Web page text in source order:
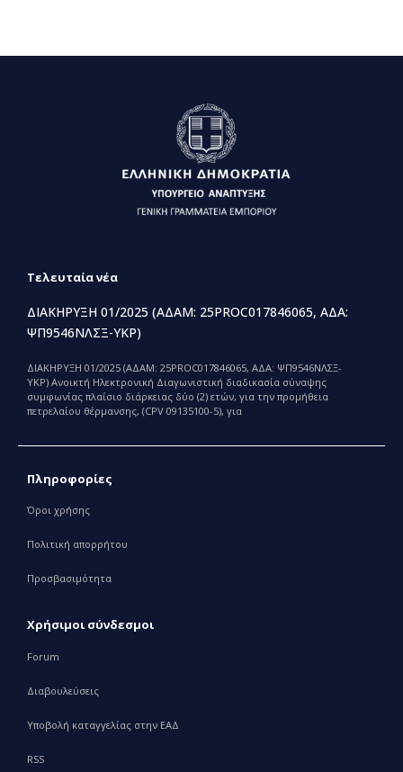
Τελευταία νέα
ΔΙΑΚΗΡΥΞΗ 01/2025 (ΑΔΑΜ: 25PROC017846065, ΑΔΑ:
ΨΠ9546ΝΛΣΞ-ΥΚΡ)
ΔΙΑΚΗΡΥΞΗ 01/2025 (ΑΔΑΜ: 25PROC017846065, ΑΔΑ: ΨΠ9546ΝΛΣΞ-
ΥΚΡ) Ανοικτή Ηλεκτρονική Διαγωνιστική διαδικασία σύναψης
συμφωνίας πλαίσιο διάρκειας δύο (2) ετών, για την προμήθεια
πετρελαίου θέρμανσης, (CPV 09135100-5), για
Πληροφορίες
Όροι χρήσης
Πολιτική απορρήτου
Προσβασιμότητα
Χρήσιμοι σύνδεσμοι
Forum
Διαβουλεύσεις
Υποβολή καταγγελίας στην ΕΑΔ
RSS